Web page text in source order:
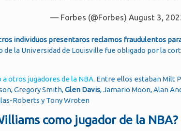
— Forbes (@Forbes)August 3,
individuos presentaros reclamos fraudulentos
de la Universidad de Louisville fue obligado por la
otros jugadores de la NBA. Entre ellos estaban Milt
Gregory Smith,Glen Davis, Jamario Moon, Alan
Roberts y Tony Wroten
como jugador de la NBA?